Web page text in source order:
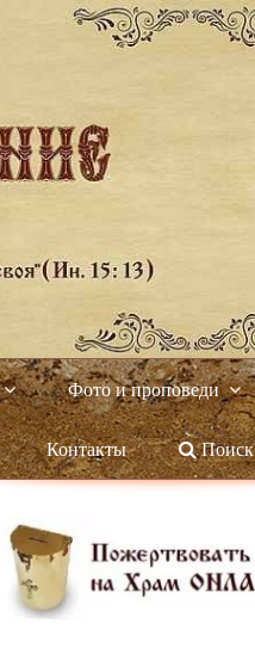
Фото и проповеди
Контакты Поиск